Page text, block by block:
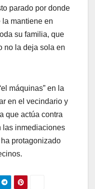
parado por donde
la mantiene en
su familia, que
no la deja sola en
máquinas” en la
en el vecindario y
que actúa contra
las inmediaciones
protagonizado